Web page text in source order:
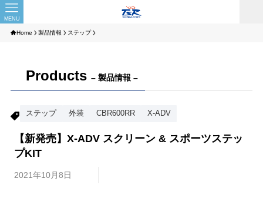
MENU
Home 製品情報 ステップ
Products – 製品情報 –
ステップ 外装 CBR600RR X-ADV
【新発売】X-ADV スクリーン & スポーツステッ
プKIT
2021年10月8日